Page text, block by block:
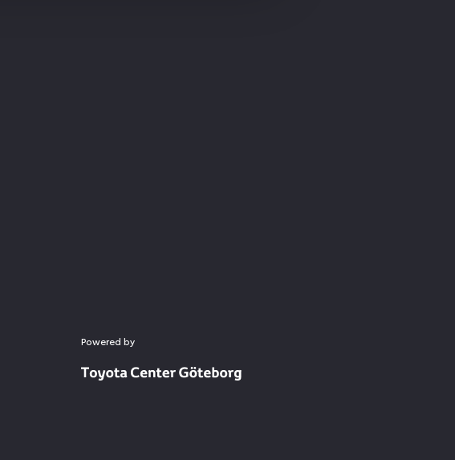
Powered by